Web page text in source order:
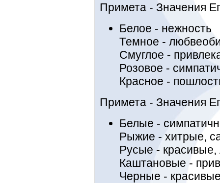
Примета - Значения
Белое - нежность
Темное -
Смуглое -
Розовое -
Красное -
Примета - Значения
Белые -
Рыжие - хитрые,
Русые -
Каштановые -
Черные -